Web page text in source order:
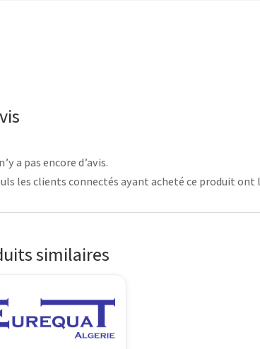
a pas encore d’avis.
les clients connectés ayant acheté ce produit ont
similaires